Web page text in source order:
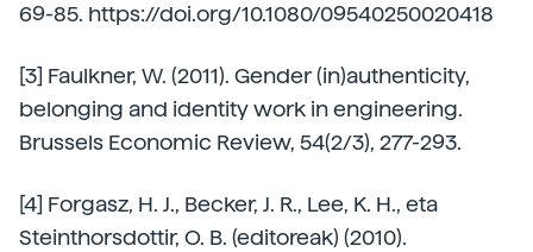
69-85. https://doi.org/10.1080/09540250020418
[3] Faulkner, W. (2011). Gender (in)authenticity,
belonging and identity work in engineering.
Brussels Economic Review, 54(2/3), 277-293.
[4] Forgasz, H. J., Becker, J. R., Lee, K. H., eta
Steinthorsdottir, O. B. (editoreak) (2010).